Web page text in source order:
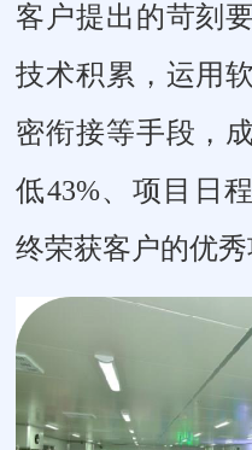
客户提出的苛刻
技术积累，运用
密衔接等手段，
低43%、项目日
终荣获客户的优秀